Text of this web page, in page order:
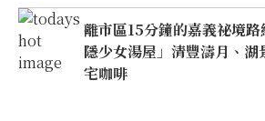
離市區15分鐘的嘉義祕境
隱少女湯屋」清豐濤月、
宅咖啡